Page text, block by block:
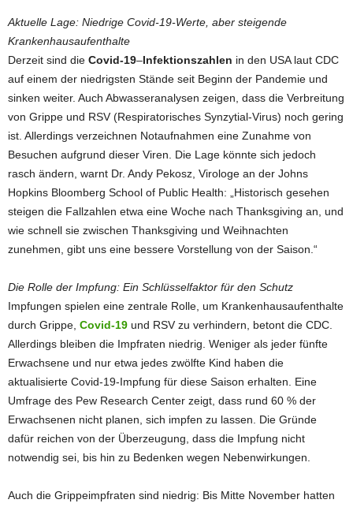
Aktuelle Lage: Niedrige Covid-19-Werte, aber steigende
Krankenhausaufenthalte
Derzeit sind die Covid-19–Infektionszahlen in den USA laut CDC
auf einem der niedrigsten Stände seit Beginn der Pandemie und
sinken weiter. Auch Abwasseranalysen zeigen, dass die Verbreitung
von Grippe und RSV (Respiratorisches Synzytial-Virus) noch gering
ist. Allerdings verzeichnen Notaufnahmen eine Zunahme von
Besuchen aufgrund dieser Viren. Die Lage könnte sich jedoch
rasch ändern, warnt Dr. Andy Pekosz, Virologe an der Johns
Hopkins Bloomberg School of Public Health: „Historisch gesehen
steigen die Fallzahlen etwa eine Woche nach Thanksgiving an, und
wie schnell sie zwischen Thanksgiving und Weihnachten
zunehmen, gibt uns eine bessere Vorstellung von der Saison.“
Die Rolle der Impfung: Ein Schlüsselfaktor für den Schutz
Impfungen spielen eine zentrale Rolle, um Krankenhausaufenthalte
durch Grippe, Covid-19 und RSV zu verhindern, betont die CDC.
Allerdings bleiben die Impfraten niedrig. Weniger als jeder fünfte
Erwachsene und nur etwa jedes zwölfte Kind haben die
aktualisierte Covid-19-Impfung für diese Saison erhalten. Eine
Umfrage des Pew Research Center zeigt, dass rund 60 % der
Erwachsenen nicht planen, sich impfen zu lassen. Die Gründe
dafür reichen von der Überzeugung, dass die Impfung nicht
notwendig sei, bis hin zu Bedenken wegen Nebenwirkungen.
Auch die Grippeimpfraten sind niedrig: Bis Mitte November hatten